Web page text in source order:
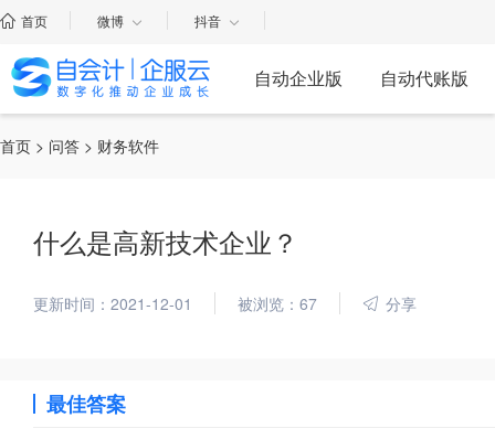
首页 微博 抖音
自动企业版 自动代账版
首页 > 问答 > 财务软件
什么是高新技术企业？
更新时间：2021-12-01 被浏览：67 分享
最佳答案